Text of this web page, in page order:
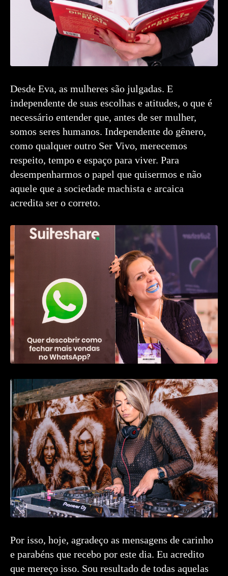
Desde Eva, as mulheres são julgadas. E
independente de suas escolhas e atitudes, o que é
necessário entender que, antes de ser mulher,
somos seres humanos. Independente do gênero,
como qualquer outro Ser Vivo, merecemos
respeito, tempo e espaço para viver. Para
desempenharmos o papel que quisermos e não
aquele que a sociedade machista e arcaica
acredita ser o correto.
Por isso, hoje, agradeço as mensagens de carinho
e parabéns que recebo por este dia. Eu acredito
que mereço isso. Sou resultado de todas aquelas